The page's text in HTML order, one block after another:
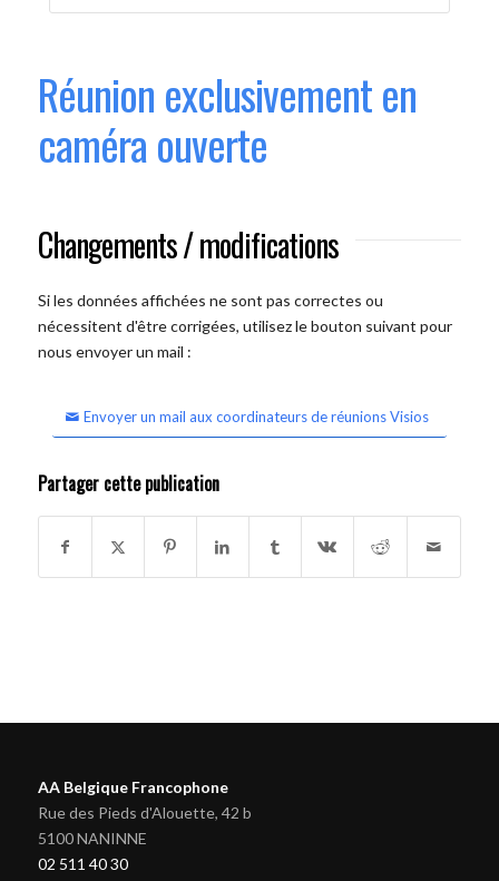
Réunion exclusivement en
caméra ouverte
Changements / modifications
Si les données affichées ne sont pas correctes ou
nécessitent d'être corrigées, utilisez le bouton suivant pour
nous envoyer un mail :
Envoyer un mail aux coordinateurs de réunions Visios
Partager cette publication
AA Belgique Francophone
Rue des Pieds d'Alouette, 42 b
5100 NANINNE
02 511 40 30